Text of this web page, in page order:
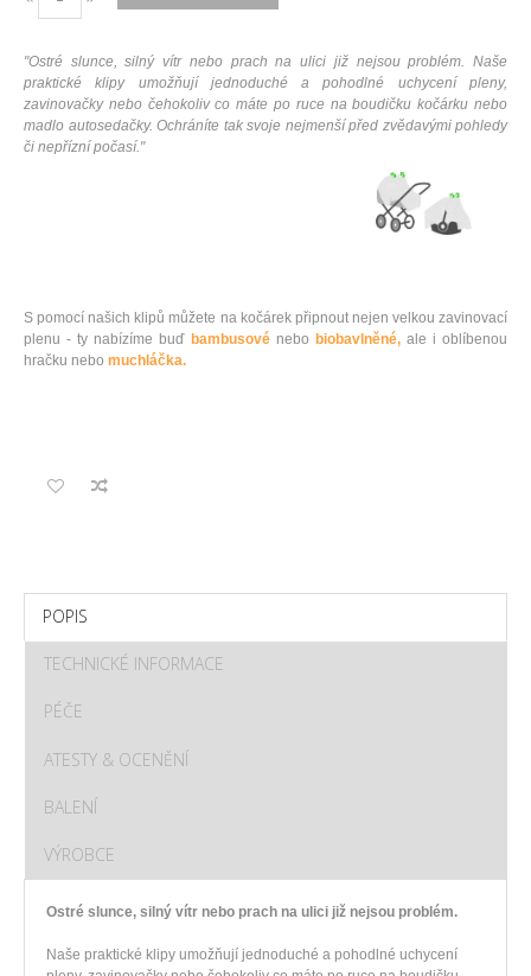
"Ostré slunce, silný vítr nebo prach na ulici již nejsou problém. Naše
praktické klipy umožňují jednoduché a pohodlné uchycení pleny,
zavinovačky nebo čehokoliv co máte po ruce na boudičku kočárku nebo
madlo autosedačky. Ochráníte tak svoje nejmenší před zvědavými pohledy
či nepřízní počasí."
S pomocí našich klipů můžete na kočárek připnout nejen velkou zavinovací
plenu - ty nabízíme buď bambusovénebo biobavlněné,ale i oblíbenou
hračku nebo muchláčka.
POPIS
TECHNICKÉ INFORMACE
PÉČE
ATESTY & OCENĚNÍ
BALENÍ
VÝROBCE
Ostré slunce, silný vítr nebo prach na ulici již nejsou problém.
Naše praktické klipy umožňují jednoduché a pohodlné uchycení